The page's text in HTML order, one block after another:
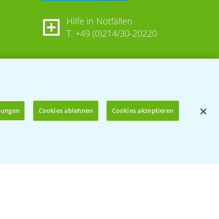
Hilfe in Notfällen
T. +49 (0)214/30-20220
Cookies ablehnen Cookies akzeptieren